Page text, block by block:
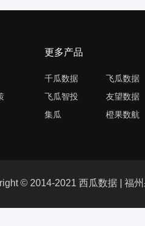
更多产品
千瓜数据
飞瓜智投
集瓜
飞瓜数据
友望数据
橙果数航
© 2014-2021 西瓜数据 | 福